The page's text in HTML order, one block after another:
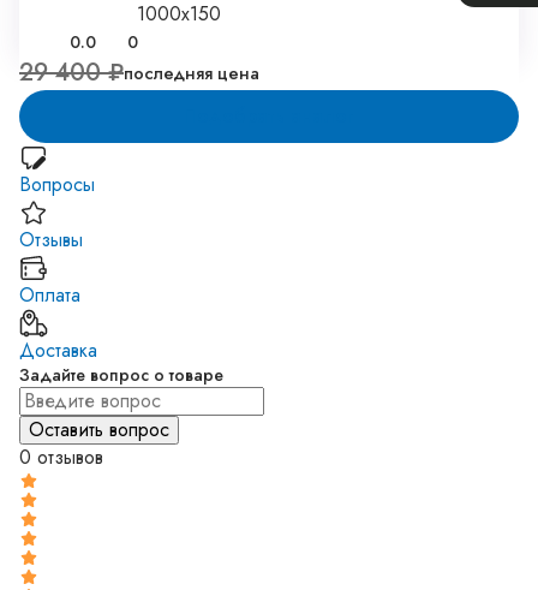
1000x150
0.0 0
29 400 ₽последняя цена
Вопросы
Отзывы
Оплата
Доставка
Задайте вопрос о товаре
0 отзывов